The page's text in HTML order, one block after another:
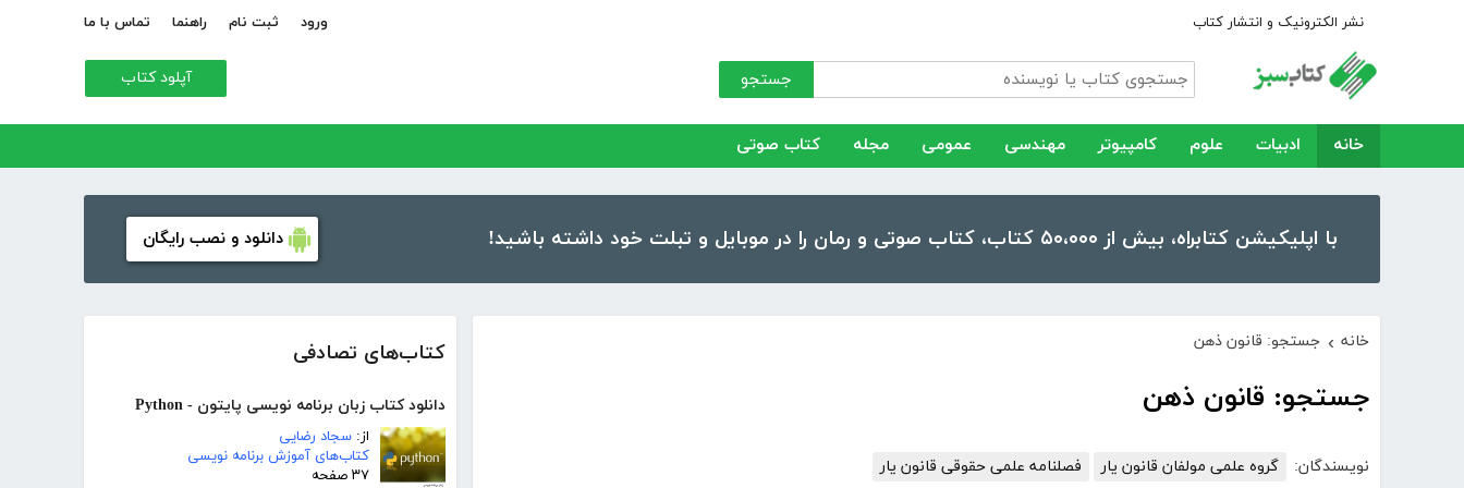
نشر الکترونیک و انتشار کتاب ورود ثبت نام راهنما تماس با ما
جستجو آپلود کتاب
خانه ادبیات علوم کامپیوتر مهندسی عمومی مجله کتاب صوتی
با اپلیکیشن کتابراه، بیش از ۵۰،۰۰۰ کتاب، کتاب صوتی و رمان را در موبایل و تبلت خود داشته باشید! دانلود و نصب رایگان
کتاب‌های تصادفی
دانلود کتاب زبان برنامه نویسی پایتون - Python
از: سجاد رضایی
کتاب‌های آموزش برنامه نویسی
۳۷ صفحه
خانه › جستجو: قانون ذهن
جستجو: قانون ذهن
نویسندگان: گروه علمی مولفان قانون یار فصلنامه علمی حقوقی قانون یار